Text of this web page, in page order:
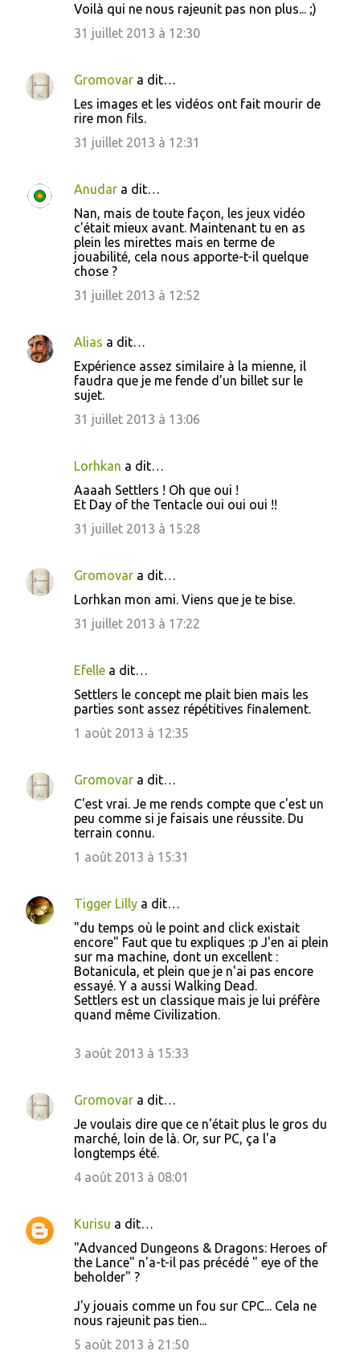
Voilà qui ne nous rajeunit pas non plus... ;)
31 juillet 2013 à 12:30
Gromovar a dit…
Les images et les vidéos ont fait mourir de
rire mon fils.
31 juillet 2013 à 12:31
Anudar a dit…
Nan, mais de toute façon, les jeux vidéo
c'était mieux avant. Maintenant tu en as
plein les mirettes mais en terme de
jouabilité, cela nous apporte-t-il quelque
chose ?
31 juillet 2013 à 12:52
Alias a dit…
Expérience assez similaire à la mienne, il
faudra que je me fende d'un billet sur le
sujet.
31 juillet 2013 à 13:06
Lorhkan a dit…
Aaaah Settlers ! Oh que oui !
Et Day of the Tentacle oui oui oui !!
31 juillet 2013 à 15:28
Gromovar a dit…
Lorhkan mon ami. Viens que je te bise.
31 juillet 2013 à 17:22
Efelle a dit…
Settlers le concept me plait bien mais les
parties sont assez répétitives finalement.
1 août 2013 à 12:35
Gromovar a dit…
C'est vrai. Je me rends compte que c'est un
peu comme si je faisais une réussite. Du
terrain connu.
1 août 2013 à 15:31
Tigger Lilly a dit…
"du temps où le point and click existait
encore" Faut que tu expliques :p J'en ai plein
sur ma machine, dont un excellent :
Botanicula, et plein que je n'ai pas encore
essayé. Y a aussi Walking Dead.
Settlers est un classique mais je lui préfère
quand même Civilization.
3 août 2013 à 15:33
Gromovar a dit…
Je voulais dire que ce n'était plus le gros du
marché, loin de là. Or, sur PC, ça l'a
longtemps été.
4 août 2013 à 08:01
Kurisu a dit…
"Advanced Dungeons & Dragons: Heroes of
the Lance" n'a-t-il pas précédé " eye of the
beholder" ?
J'y jouais comme un fou sur CPC... Cela ne
nous rajeunit pas tien...
5 août 2013 à 21:50